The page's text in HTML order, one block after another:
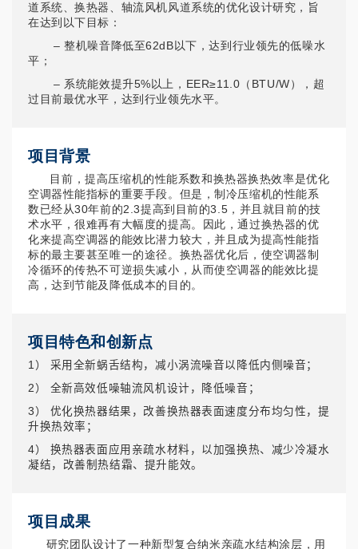
道系统、换热器、轴流风机风道系统的优化设计研究，旨
在达到以下目标：
– 整机噪音降低至62dB以下，达到行业领先的低噪水
平；
– 系统能效提升5%以上，EER≥11.0（BTU/W），超
过目前最优水平，达到行业领先水平。
项目背景
目前，提高压缩机的性能系数和换热器换热效率是优化
空调器性能指标的重要手段。但是，制冷压缩机的性能系
数已经从30年前的2.3提高到目前的3.5，并且就目前的技
术水平，很难再有大幅度的提高。因此，通过换热器的优
化来提高空调器的能效比潜力较大，并且成为提高性能指
标的最主要甚至唯一的途径。换热器优化后，使空调器制
冷循环的传热不可逆损失减小，从而使空调器的能效比提
高，达到节能及降低成本的目的。
项目特色和创新点
1） 采用全新蜗舌结构，减小涡流噪音以降低内侧噪音；
2） 全新高效低噪轴流风机设计，降低噪音；
3） 优化换热器结果，改善换热器表面速度分布均匀性，提
升换热效率；
4） 换热器表面应用亲疏水材料，以加强换热、减少冷凝水
凝结，改善制热结霜、提升能效。
项目成果
研究团队设计了一种新型复合纳米亲疏水结构涂层，用